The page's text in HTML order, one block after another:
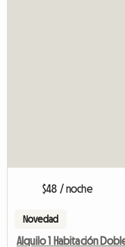
$48 / noche
Novedad
Alquilo 1 Habitación